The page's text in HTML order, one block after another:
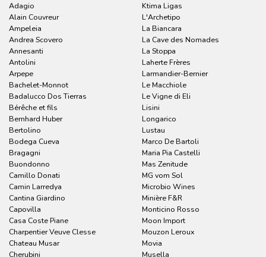
Adagio
Alain Couvreur
Ampeleia
Andrea Scovero
Annesanti
Antolini
Arpepe
Bachelet-Monnot
Badalucco Dos Tierras
Bérêche et fils
Bernhard Huber
Bertolino
Bodega Cueva
Bragagni
Buondonno
Camillo Donati
Camin Larredya
Cantina Giardino
Capovilla
Casa Coste Piane
Charpentier Veuve Clesse
Chateau Musar
Cherubini
Ktima Ligas
L'Archetipo
La Biancara
La Cave des Nomades
La Stoppa
Laherte Frères
Larmandier-Bernier
Le Macchiole
Le Vigne di Eli
Lisini
Longarico
Lustau
Marco De Bartoli
Maria Pia Castelli
Mas Zenitude
MG vom Sol
Microbio Wines
Minière F&R
Monticino Rosso
Moon Import
Mouzon Leroux
Movia
Musella